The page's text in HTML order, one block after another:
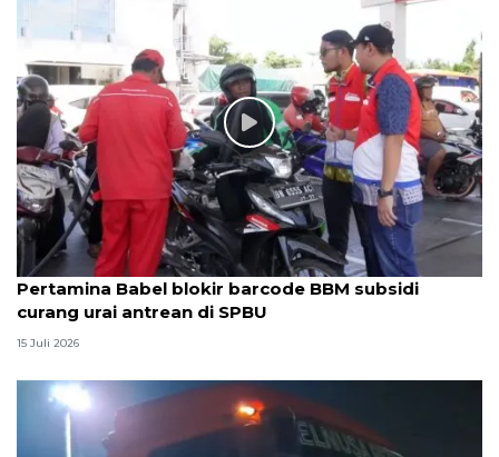
Pertamina Babel blokir barcode BBM subsidi
curang urai antrean di SPBU
15 Juli 2026